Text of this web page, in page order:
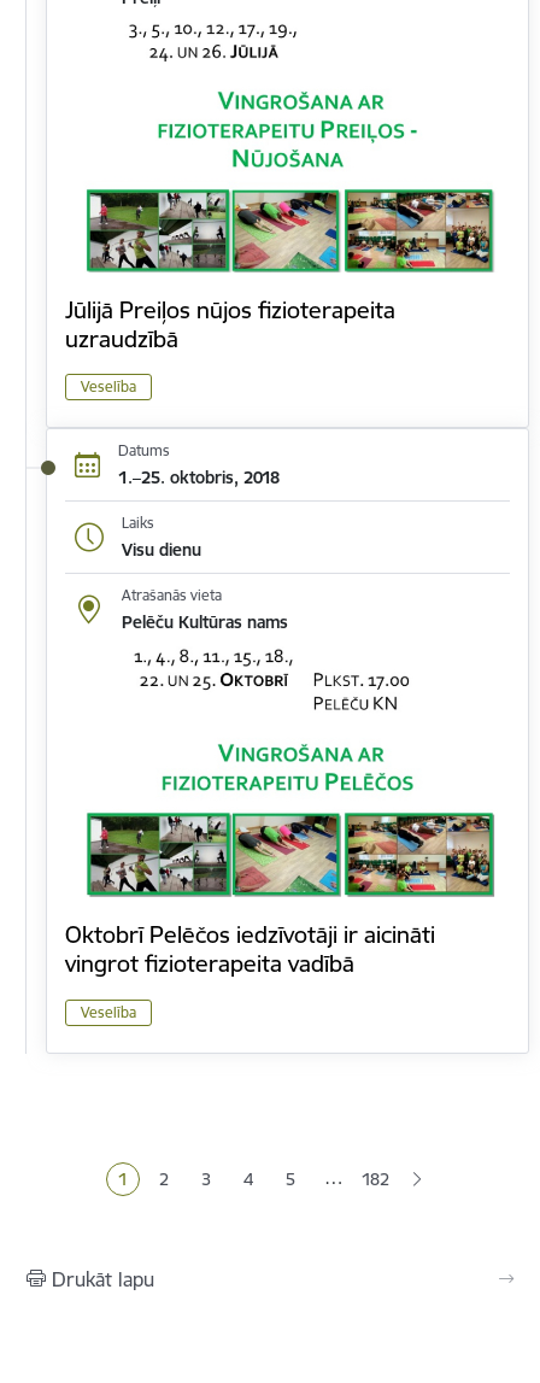
Jūlijā Preiļos nūjos fizioterapeita
uzraudzībā
Veselība
Datums
1.–25. oktobris, 2018
Laiks
Visu dienu
Atrašanās vieta
Pelēču Kultūras nams
Oktobrī Pelēčos iedzīvotāji ir aicināti
vingrot fizioterapeita vadībā
Veselība
Pašreizējā lapa
1 Lapa
2 Lapa
3 Lapa
4 Lapa
5 … 182
Drukāt lapu